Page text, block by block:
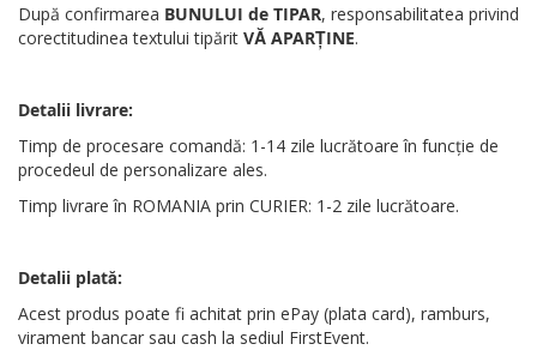
După confirmarea BUNULUI de TIPAR, responsabilitatea privind
corectitudinea textului tipărit VĂ APARȚINE.
Detalii livrare:
Timp de procesare comandă: 1-14 zile lucrătoare în funcție de
procedeul de personalizare ales.
Timp livrare în ROMANIA prin CURIER: 1-2 zile lucrătoare.
Detalii plată:
Acest produs poate fi achitat prin ePay (plata card), ramburs,
virament bancar sau cash la sediul FirstEvent.